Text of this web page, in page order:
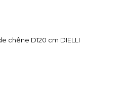
chêne D120 cm DIELLI